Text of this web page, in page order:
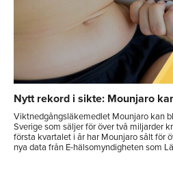
Nytt rekord i sikte: Mounjaro
Viktnedgångsläkemedlet Mounjaro kan
Sverige som säljer för över två miljarder
första kvartalet i år har Mounjaro sålt för
nya data från E-hälsomyndigheten som